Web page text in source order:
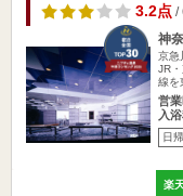
3.2点/
神
京急
JR
線を
営
入
日
楽